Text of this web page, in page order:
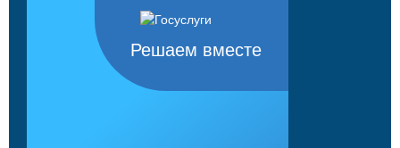
Решаем вместе